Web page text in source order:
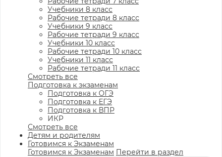
Учебники 8 класс
Рабочие тетради 8 класс
Учебники 9 класс
Рабочие тетради 9 класс
Учебники 10 класс
Рабочие тетради 10 класс
Учебники 11 класс
Рабочие тетради 11 класс
Смотреть все
Подготовка к экзаменам
Подготовка к ОГЭ
Подготовка к ЕГЭ
Подготовка к ВПР
ИКР
Смотреть все
Детям и родителям
Готовимся к Экзаменам
Готовимся к Экзаменам Перейти в раздел